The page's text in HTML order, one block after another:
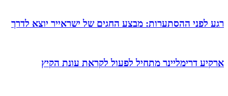
רגע לפני ההסתערות: מבצע החגים של ישראייר יוצא לדרך
ארקיע דרימליינר מתחיל לפעול לקראת עונת הקיץ